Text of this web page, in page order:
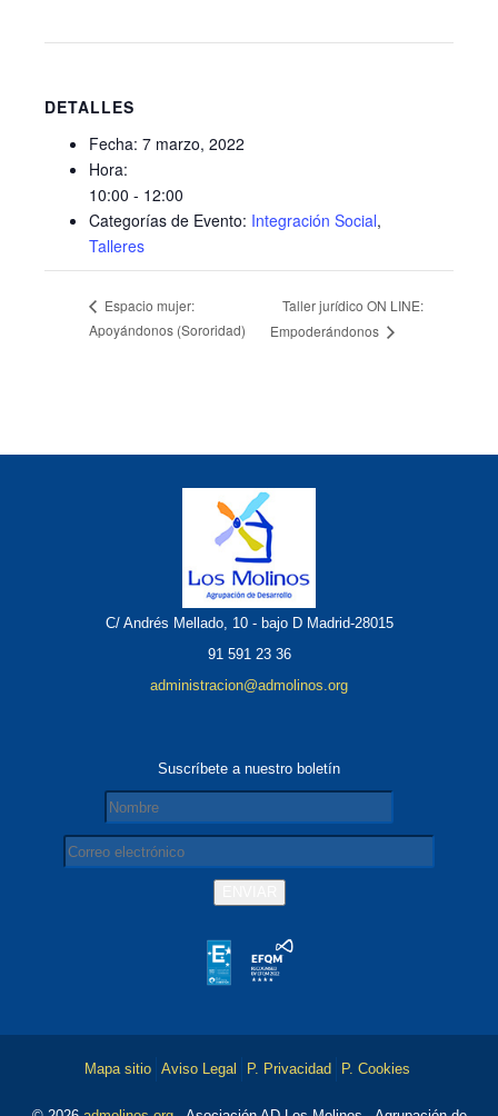
DETALLES
Fecha: 7 marzo, 2022
Hora:
10:00 - 12:00
Categorías de Evento: Integración Social,
Talleres
Espacio mujer:
Apoyándonos (Sororidad)
Taller jurídico ON LINE:
Empoderándonos
C/ Andrés Mellado, 10 - bajo D Madrid-28015
91 591 23 36
administracion@admolinos.org
Suscríbete a nuestro boletín
Mapa sitio Aviso Legal P. Privacidad P. Cookies